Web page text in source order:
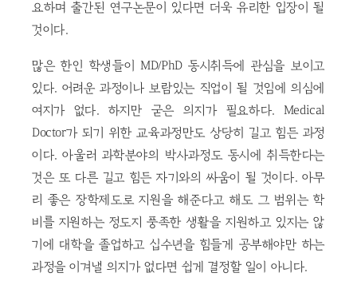
요하며 출간된 연구논문이 있다면 더욱 유리한 입장이 될
것이다.
많은 한인 학생들이 MD/PhD 동시취득에 관심을 보이고
있다. 어려운 과정이나 보람있는 직업이 될 것임에 의심에
여지가 없다. 하지만 굳은 의지가 필요하다. Medical
Doctor가 되기 위한 교육과정만도 상당히 길고 힘든 과정
이다. 아울러 과학분야의 박사과정도 동시에 취득한다는
것은 또 다른 길고 힘든 자기와의 싸움이 될 것이다. 아무
리 좋은 장학제도로 지원을 해준다고 해도 그 범위는 학
비를 지원하는 정도지 풍족한 생활을 지원하고 있지는 않
기에 대학을 졸업하고 십수년을 힘들게 공부해야만 하는
과정을 이겨낼 의지가 없다면 쉽게 결정할 일이 아니다.